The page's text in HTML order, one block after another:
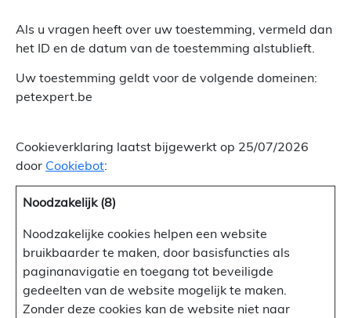
Als u vragen heeft over uw toestemming, vermeld dan
het ID en de datum van de toestemming alstublieft.
Uw toestemming geldt voor de volgende domeinen:
petexpert.be
Cookieverklaring laatst bijgewerkt op 25/07/2026
door Cookiebot:
Noodzakelijk (8)
Noodzakelijke cookies helpen een website
bruikbaarder te maken, door basisfuncties als
paginanavigatie en toegang tot beveiligde
gedeelten van de website mogelijk te maken.
Zonder deze cookies kan de website niet naar